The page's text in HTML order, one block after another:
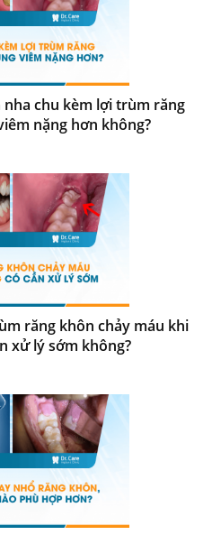
nha chu kèm lợi trùm răng
nặng hơn không?
răng khôn chảy máu khi
xử lý sớm không?